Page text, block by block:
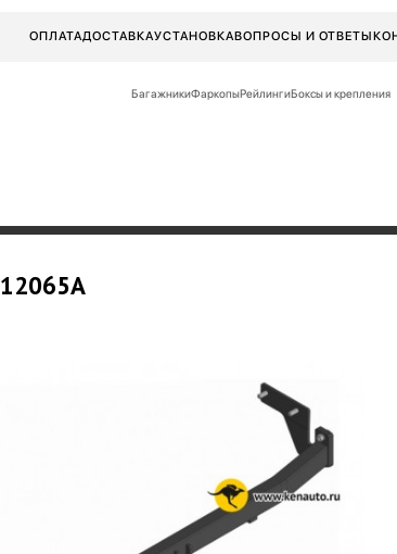
ОПЛАТАДОСТАВКАУСТАНОВКАВОПРОСЫ И ОТВЕТЫ
БагажникиФаркопыРейлингиБоксы и крепления
12065A